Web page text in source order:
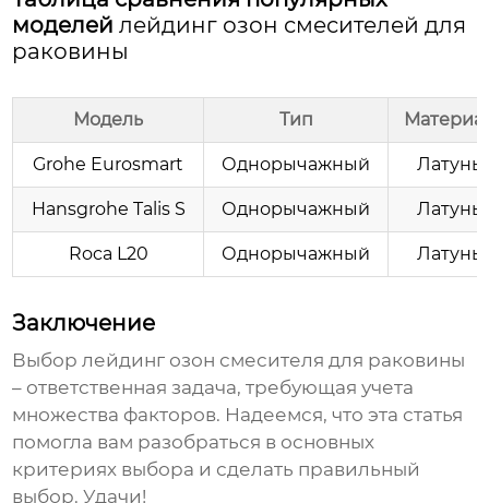
моделейлейдинг озон смесителей для
раковины
Модель Тип
Grohe Eurosmart Однорычажный Латунь
Hansgrohe Talis S Однорычажный Латунь
Roca L20 Однорычажный Латунь
Заключение
Выборлейдинг озон смесителя для раковины
– ответственная задача, требующая учета
множества факторов. Надеемся, что эта статья
помогла вам разобраться в основных
критериях выбора и сделать правильный
выбор. Удачи!